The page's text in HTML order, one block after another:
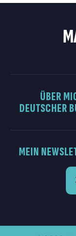
ÜBER
DEUTSCHER
MEIN